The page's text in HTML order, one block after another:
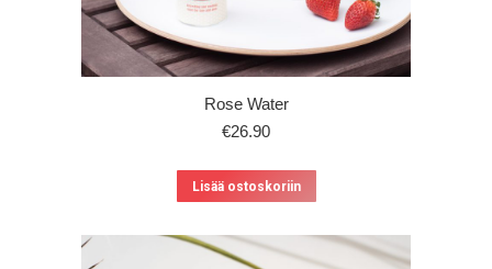
Rose Water
€26.90
Lisää ostoskoriin